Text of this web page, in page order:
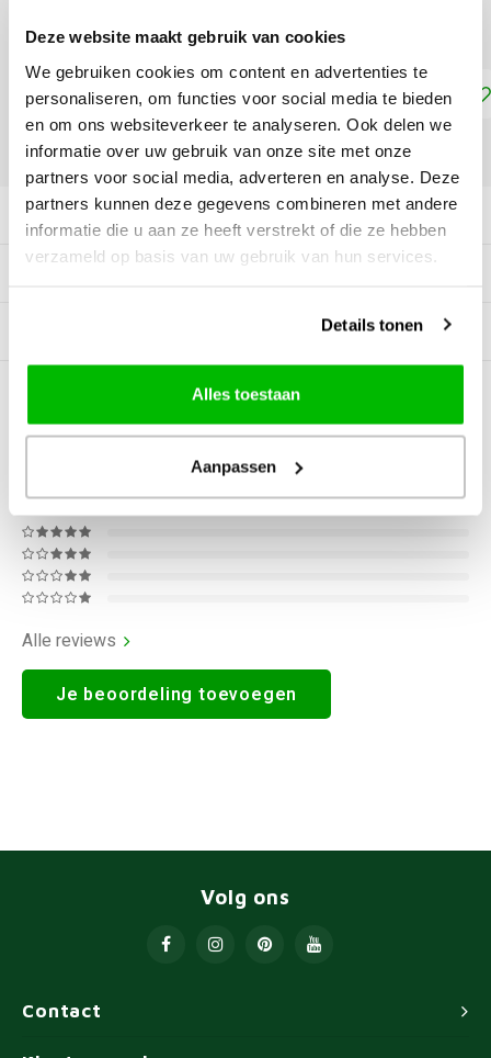
Deze website maakt gebruik van cookies
We gebruiken cookies om content en advertenties te
personaliseren, om functies voor social media te bieden
en om ons websiteverkeer te analyseren. Ook delen we
informatie over uw gebruik van onze site met onze
partners voor social media, adverteren en analyse. Deze
partners kunnen deze gegevens combineren met andere
informatie die u aan ze heeft verstrekt of die ze hebben
verzameld op basis van uw gebruik van hun services.
Details tonen
Alles toestaan
Aanpassen
telpatroonLees meer
Toevoegen aan winkelwagen
DELEN:
Productomschrijving
STERREN OP BASIS VAN
BEOORDELINGEN
Alle reviews
Je beoordeling toevoegen
Contact
Volg ons